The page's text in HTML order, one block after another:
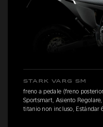
STARK VARG SM
freno a pedale (freno
Sportsmart, Asiento
titanio non incluso, Estándar